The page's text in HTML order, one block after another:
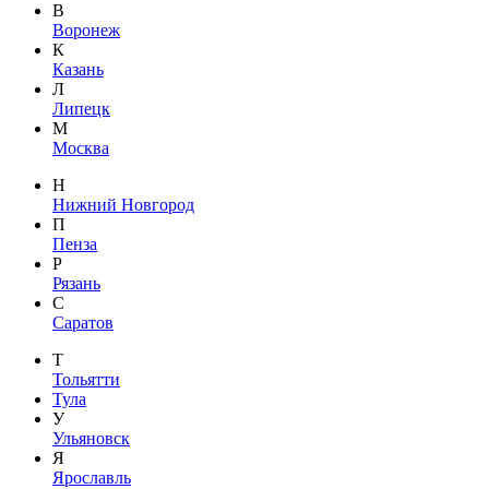
В
Воронеж
К
Казань
Л
Липецк
М
Москва
Н
Нижний Новгород
П
Пенза
Р
Рязань
С
Саратов
Т
Тольятти
Тула
У
Ульяновск
Я
Ярославль